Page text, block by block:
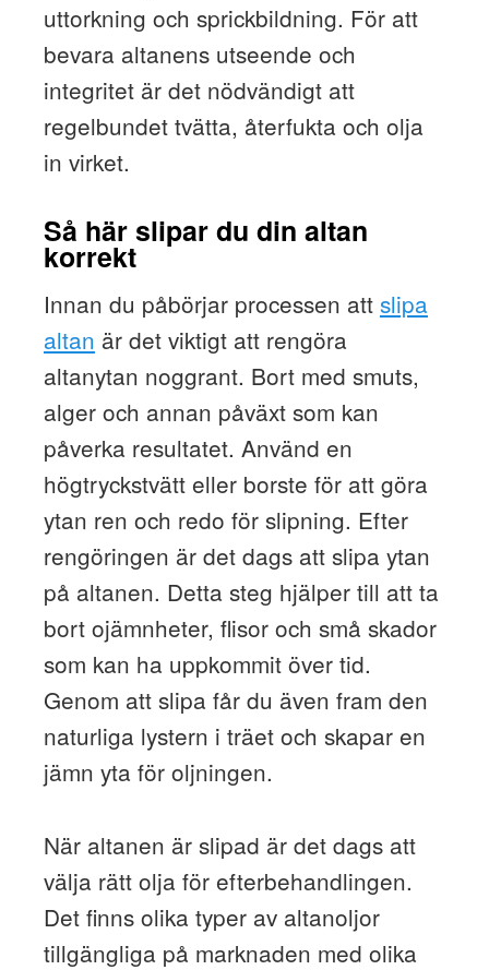
uttorkning och sprickbildning. För att
bevara altanens utseende och
integritet är det nödvändigt att
regelbundet tvätta, återfukta och olja
in virket.
Så här slipar du din altan
korrekt
Innan du påbörjar processen att slipa
altan är det viktigt att rengöra
altanytan noggrant. Bort med smuts,
alger och annan påväxt som kan
påverka resultatet. Använd en
högtryckstvätt eller borste för att göra
ytan ren och redo för slipning. Efter
rengöringen är det dags att slipa ytan
på altanen. Detta steg hjälper till att ta
bort ojämnheter, flisor och små skador
som kan ha uppkommit över tid.
Genom att slipa får du även fram den
naturliga lystern i träet och skapar en
jämn yta för oljningen.
När altanen är slipad är det dags att
välja rätt olja för efterbehandlingen.
Det finns olika typer av altanoljor
tillgängliga på marknaden med olika